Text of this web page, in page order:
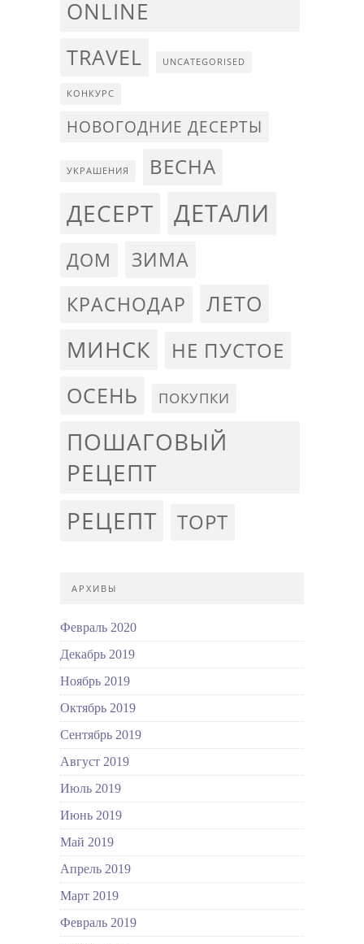
ONLINE
TRAVEL UNCATEGORISED
КОНКУРС
НОВОГОДНИЕ ДЕСЕРТЫ
УКРАШЕНИЯ ВЕСНА
ДЕСЕРТ ДЕТАЛИ
ДОМ
ЗИМА
КРАСНОДАР
ЛЕТО
МИНСК НЕ ПУСТОЕ
ОСЕНЬ ПОКУПКИ
ПОШАГОВЫЙ
РЕЦЕПТ
РЕЦЕПТ
ТОРТ
АРХИВЫ
Февраль 2020
Декабрь 2019
Ноябрь 2019
Октябрь 2019
Сентябрь 2019
Август 2019
Июль 2019
Июнь 2019
Май 2019
Апрель 2019
Март 2019
Февраль 2019